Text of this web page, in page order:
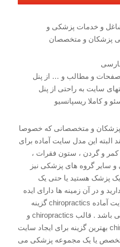
و خدمات پزشکی و
پزشکان و متخصصان
صفحات و مطالب و … از پنل
سایت به راحتی از پنل
و کاملا ریسپانسیو
پزشکان و متخصصانی که خصوصا
البته این مدل سایت آماده برای
و گردن ، ستون فقرات ،
و سایر گروه های پزشکی نیز
پزشک هستید یا حتی یک
و در آن زمینه ها دارای ایده
ها و خلاقیت هایی هستید سایت آماده chiropractics گزینه
مناسبی برای انتخاب شما می باشد . قالب chiropractics و
مدل سایت آماده chiropractics بهترین گزینه برای ایجاد سایت
یا یک مجموعه پزشکی می